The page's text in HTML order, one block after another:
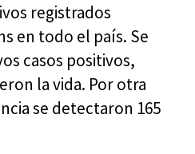
registrados
en todo el país. Se
casos positivos,
la vida. Por otra
se detectaron 165